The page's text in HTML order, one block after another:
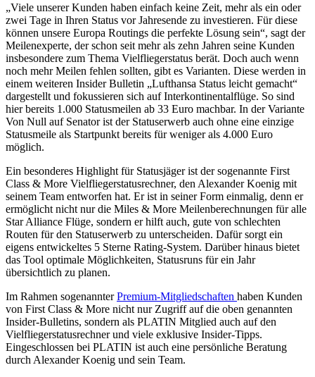
„Viele unserer Kunden haben einfach keine Zeit, mehr als ein oder
zwei Tage in Ihren Status vor Jahresende zu investieren. Für diese
können unsere Europa Routings die perfekte Lösung sein“, sagt der
Meilenexperte, der schon seit mehr als zehn Jahren seine Kunden
insbesondere zum Thema Vielfliegerstatus berät. Doch auch wenn
noch mehr Meilen fehlen sollten, gibt es Varianten. Diese werden in
einem weiteren Insider Bulletin „Lufthansa Status leicht gemacht“
dargestellt und fokussieren sich auf Interkontinentalflüge. So sind
hier bereits 1.000 Statusmeilen ab 33 Euro machbar. In der Variante
Von Null auf Senator ist der Statuserwerb auch ohne eine einzige
Statusmeile als Startpunkt bereits für weniger als 4.000 Euro
möglich.
Ein besonderes Highlight für Statusjäger ist der sogenannte First
Class & More Vielfliegerstatusrechner, den Alexander Koenig mit
seinem Team entworfen hat. Er ist in seiner Form einmalig, denn er
ermöglicht nicht nur die Miles & More Meilenberechnungen für alle
Star Alliance Flüge, sondern er hilft auch, gute von schlechten
Routen für den Statuserwerb zu unterscheiden. Dafür sorgt ein
eigens entwickeltes 5 Sterne Rating-System. Darüber hinaus bietet
das Tool optimale Möglichkeiten, Statusruns für ein Jahr
übersichtlich zu planen.
Im Rahmen sogenannterPremium-Mitgliedschaften haben Kunden
von First Class & More nicht nur Zugriff auf die oben genannten
Insider-Bulletins, sondern als PLATIN Mitglied auch auf den
Vielfliegerstatusrechner und viele exklusive Insider-Tipps.
Eingeschlossen bei PLATIN ist auch eine persönliche Beratung
durch Alexander Koenig und sein Team.